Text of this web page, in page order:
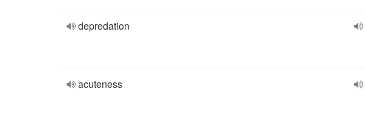
depredation
acuteness